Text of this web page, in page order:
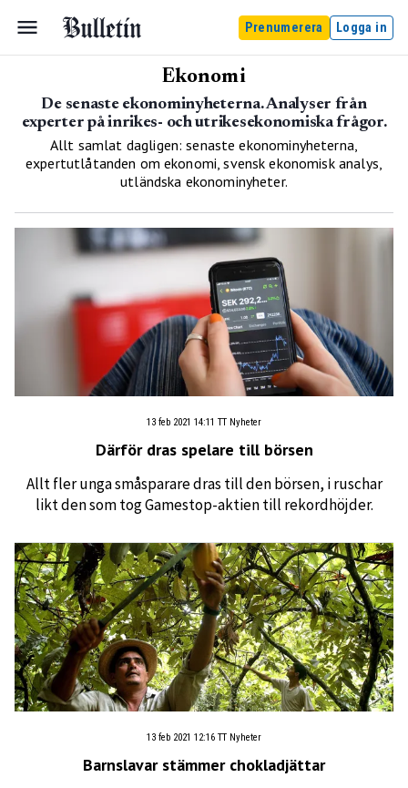
Prenumerera Logga in
Ekonomi
De senaste ekonominyheterna. Analyser från
experter på inrikes- och utrikesekonomiska frågor.
Allt samlat dagligen: senaste ekonominyheterna,
expertutlåtanden om ekonomi, svensk ekonomisk analys,
utländska ekonominyheter.
13 feb 2021 14:11 TT Nyheter
Därför dras spelare till börsen
Allt fler unga småsparare dras till den börsen, i ruschar
likt den som tog Gamestop-aktien till rekordhöjder.
13 feb 2021 12:16 TT Nyheter
Barnslavar stämmer chokladjättar